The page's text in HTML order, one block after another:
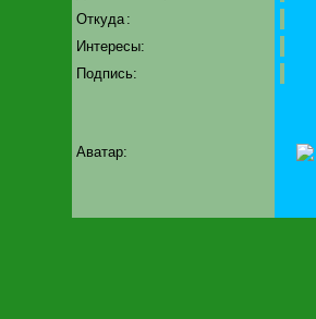
Откуда :
Интересы:
Подпись:
Аватар: